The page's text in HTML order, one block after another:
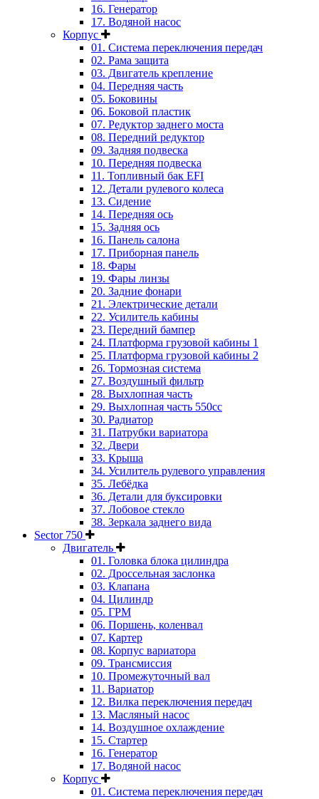
16. Генератор
17. Водяной насос
Корпус
01. Система переключения передач
02. Рама защита
03. Двигатель крепление
04. Передняя часть
05. Боковины
06. Боковой пластик
07. Редуктор заднего моста
08. Передний редуктор
09. Задняя подвеска
10. Передняя подвеска
11. Топливный бак EFI
12. Детали рулевого колеса
13. Сидение
14. Передняя ось
15. Задняя ось
16. Панель салона
17. Приборная панель
18. Фары
19. Фары линзы
20. Задние фонари
21. Электрические детали
22. Усилитель кабины
23. Передний бампер
24. Платформа грузовой кабины 1
25. Платформа грузовой кабины 2
26. Тормозная система
27. Воздушный фильтр
28. Выхлопная часть
29. Выхлопная часть 550cc
30. Радиатор
31. Патрубки вариатора
32. Двери
33. Крыша
34. Усилитель рулевого управления
35. Лебёдка
36. Детали для буксировки
37. Лобовое стекло
38. Зеркала заднего вида
Sector 750
Двигатель
01. Головка блока цилиндра
02. Дроссельная заслонка
03. Клапана
04. Цилиндр
05. ГРМ
06. Поршень, коленвал
07. Картер
08. Корпус вариатора
09. Трансмиссия
10. Промежуточный вал
11. Вариатор
12. Вилка переключения передач
13. Масляный насос
14. Воздушное охлаждение
15. Стартер
16. Генератор
17. Водяной насос
Корпус
01. Система переключения передач